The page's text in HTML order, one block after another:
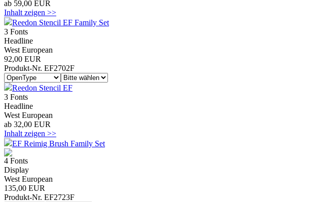
ab 59,00 EUR
Inhalt zeigen >>
Reedon Stencil EF Family Set
3 Fonts
Headline
West European
92,00 EUR
Produkt-Nr. EF2702F
Reedon Stencil EF
3 Fonts
Headline
West European
ab 32,00 EUR
Inhalt zeigen >>
EF Reimig Brush Family Set
4 Fonts
Display
West European
135,00 EUR
Produkt-Nr. EF2723F